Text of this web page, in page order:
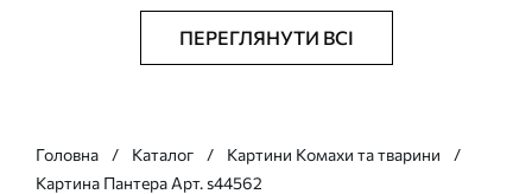
ПЕРЕГЛЯНУТИ ВСІ
Головна Каталог
Картини Комахи та тварини
Картина Пантера Арт. s44562